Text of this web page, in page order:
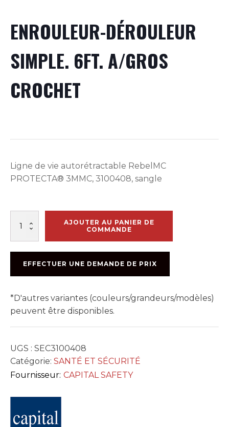
ENROULEUR-DÉROULEUR
SIMPLE. 6FT. A/GROS
CROCHET
Ligne de vie autorétractable RebelMC
PROTECTA® 3MMC, 3100408, sangle
ENROULEUR-
A/GROS
AJOUTER AU PANIER DE
COMMANDE
EFFECTUER UNE DEMANDE DE PRIX
*D'autres variantes (couleurs/grandeurs/modèles)
peuvent être disponibles.
UGS : SEC3100408
Catégorie: SANTÉ ET SÉCURITÉ
Fournisseur: CAPITAL SAFETY